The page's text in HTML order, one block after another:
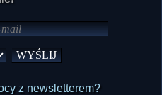
z newsletterem?